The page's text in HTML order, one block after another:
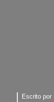
Escrito por